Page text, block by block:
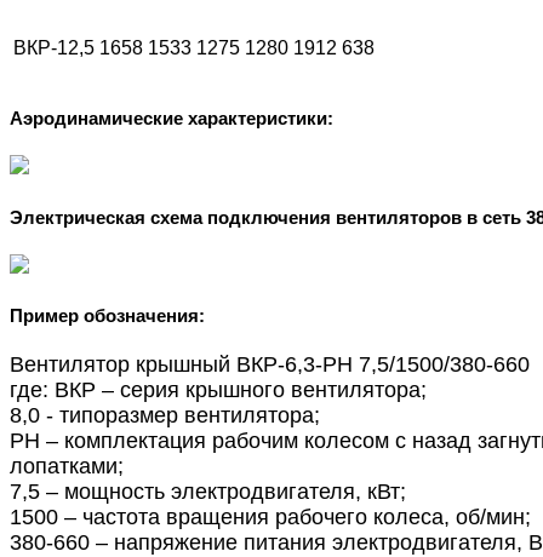
ВКР-12,5 1658 1533 1275 1280 1912 638
Аэродинамические характеристики:
Электрическая схема подключения вентиляторов в сеть
Пример обозначения:
Вентилятор крышный ВКР-6,3-РН 7,5/1500/380-660
где: ВКР – серия крышного вентилятора;
8,0 - типоразмер вентилятора;
РН – комплектация рабочим колесом с назад
лопатками;
7,5 – мощность электродвигателя, кВт;
1500 – частота вращения рабочего колеса, об/мин;
380-660 – напряжение питания электродвигателя,